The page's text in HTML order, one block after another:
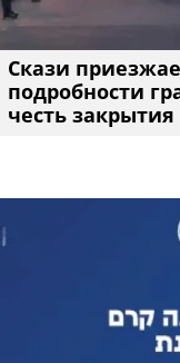
Скази
подробности
честь